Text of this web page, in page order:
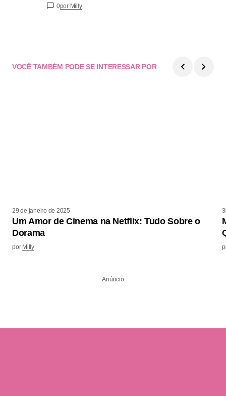
0por Milly
VOCÊ TAMBÉM PODE SE INTERESSAR POR
29 de janeiro de 2025
Um Amor de Cinema na Netflix: Tudo Sobre o
Dorama
por Milly
Anúncio